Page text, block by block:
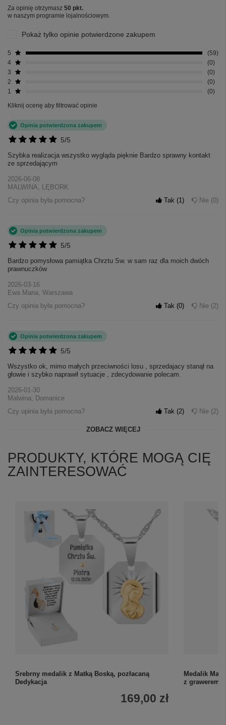
Za opinię otrzymasz 50 pkt.
w naszym programie lojalnościowym.
Pokaż tylko opinie potwierdzone zakupem
5
59
4
0
3
0
2
0
1
0
Kliknij ocenę aby filtrować opinie
5/5
Opinia potwierdzona zakupem
Szybka realizacja wszystko wygląda pięknie Bardzo sprawny kontakt
ze sprzedającym
2026-06-08
MALWINA, LĘBORK
Czy opinia była pomocna?
Tak 1 Nie 0
5/5
Opinia potwierdzona zakupem
Bardzo pomysłowa pamiątka Chrztu Sw. w sam raz dla moich dwóch
prawnuczków
2026-03-16
Ewa Maria, Warszawa
Czy opinia była pomocna?
Tak 0 Nie 2
5/5
Opinia potwierdzona zakupem
Wszystko ok, mimo małych przeciwności losu , sprzedajacy stanął na
głowie i szybko naprawił sytuacje , zdecydowanie polecam.
2026-01-30
Malwina, Domanice
Czy opinia była pomocna?
Tak 2 Nie 2
ZOBACZ WIĘCEJ
PRODUKTY, KTÓRE MOGĄ CIĘ
ZAINTERESOWAĆ
Srebrny medalik z Matką Boską, pozłacaną
Dedykacja
169,00 zł
Medalik
z grawerem